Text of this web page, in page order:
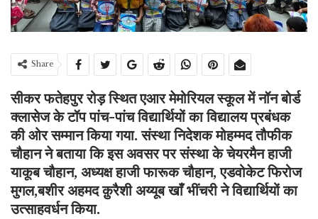
Share
सीकर फतेहपुर रोड़ स्थित एआर मेमोरियल स्कूल में नॉन बोर्ड
क्लासेज के टॉप पांच-पांच विद्यार्थियों का विद्यालय प्रबंधक
की ओर सम्मान किया गया. संस्था निदेशक मोहम्मद तौफीक
चौहान ने बताया कि इस अवसर पर संस्था के चेयरमैन हाजी
याकूब चौहान, अध्यक्ष हाजी फारूक चौहान, एडवोकेट फिरोज
मुगल,बशीर अहमद क़ुरैशी अय्यूब खाँ भींचरी ने विद्यार्थियों का
उत्साहवर्धन किया.